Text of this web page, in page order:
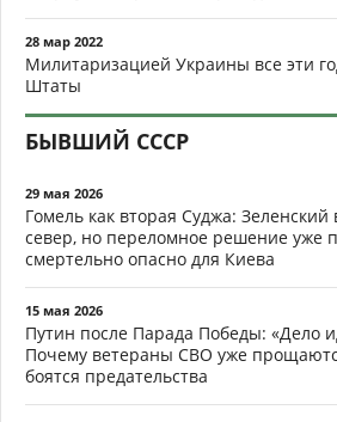
28 мар 2022
Милитаризацией Украины все эти
Штаты
БЫВШИЙ СССР
29 мая 2026
Гомель как вторая Суджа: Зеленский
север, но переломное решение уже
смертельно опасно для Киева
15 мая 2026
Путин после Парада Победы: «Дело
Почему ветераны СВО уже
боятся предательства